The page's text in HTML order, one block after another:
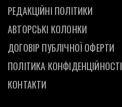
РЕДАКЦІЙНІ ПОЛІТИКИ
АВТОРСЬКІ КОЛОНКИ
ДОГОВІР ПУБЛІЧНОЇ ОФЕРТИ
ПОЛІТИКА КОНФІДЕНЦІЙНОСТІ
КОНТАКТИ